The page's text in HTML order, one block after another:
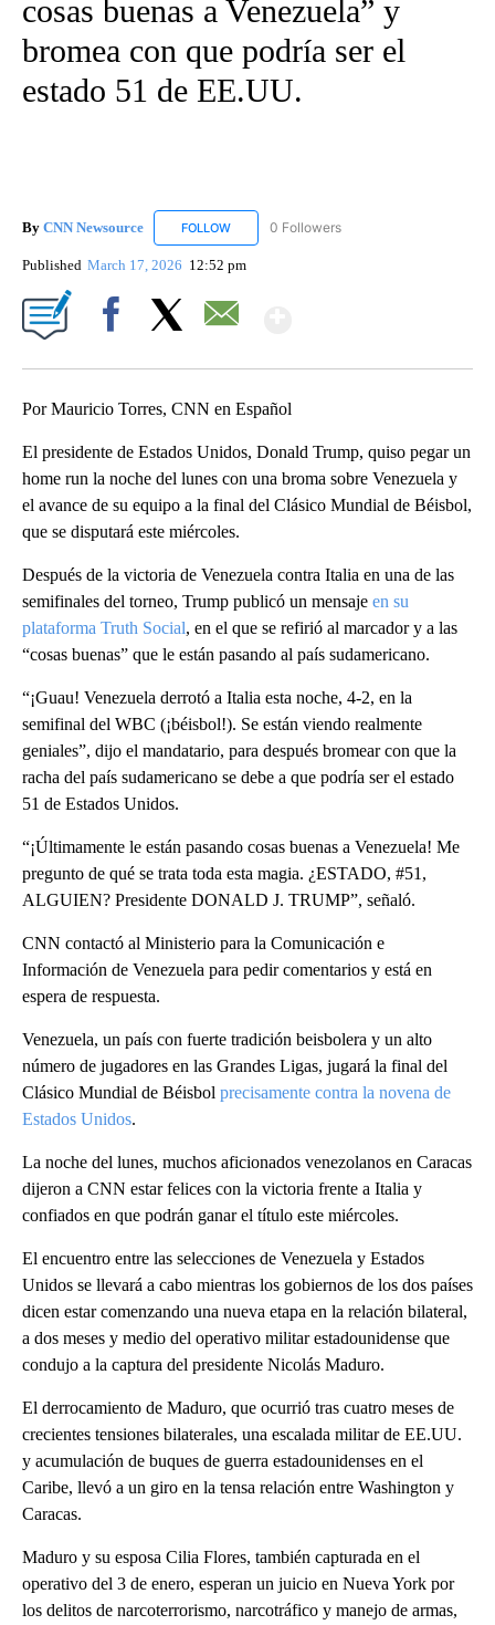
cosas buenas a Venezuela” y
bromea con que podría ser el
estado 51 de EE.UU.
By CNN Newsource FOLLOW FOLLOW "CNN NEWSOURCE" TO RECEIVE
0 Followers
Published March 17, 2026 12:52 pm
Por Mauricio Torres, CNN en Español
El presidente de Estados Unidos, Donald Trump, quiso pegar un
home run la noche del lunes con una broma sobre Venezuela y
el avance de su equipo a la final del Clásico Mundial de Béisbol,
que se disputará este miércoles.
Después de la victoria de Venezuela contra Italia en una de las
semifinales del torneo, Trump publicó un mensaje en su
plataforma Truth Social, en el que se refirió al marcador y a las
“cosas buenas” que le están pasando al país sudamericano.
“¡Guau! Venezuela derrotó a Italia esta noche, 4-2, en la
semifinal del WBC (¡béisbol!). Se están viendo realmente
geniales”, dijo el mandatario, para después bromear con que la
racha del país sudamericano se debe a que podría ser el estado
51 de Estados Unidos.
“¡Últimamente le están pasando cosas buenas a Venezuela! Me
pregunto de qué se trata toda esta magia. ¿ESTADO, #51,
ALGUIEN? Presidente DONALD J. TRUMP”, señaló.
CNN contactó al Ministerio para la Comunicación e
Información de Venezuela para pedir comentarios y está en
espera de respuesta.
Venezuela, un país con fuerte tradición beisbolera y un alto
número de jugadores en las Grandes Ligas, jugará la final del
Clásico Mundial de Béisbol precisamente contra la novena de
Estados Unidos.
La noche del lunes, muchos aficionados venezolanos en Caracas
dijeron a CNN estar felices con la victoria frente a Italia y
confiados en que podrán ganar el título este miércoles.
El encuentro entre las selecciones de Venezuela y Estados
Unidos se llevará a cabo mientras los gobiernos de los dos países
dicen estar comenzando una nueva etapa en la relación bilateral,
a dos meses y medio del operativo militar estadounidense que
condujo a la captura del presidente Nicolás Maduro.
El derrocamiento de Maduro, que ocurrió tras cuatro meses de
crecientes tensiones bilaterales, una escalada militar de EE.UU.
y acumulación de buques de guerra estadounidenses en el
Caribe, llevó a un giro en la tensa relación entre Washington y
Caracas.
Maduro y su esposa Cilia Flores, también capturada en el
operativo del 3 de enero, esperan un juicio en Nueva York por
los delitos de narcoterrorismo, narcotráfico y manejo de armas,